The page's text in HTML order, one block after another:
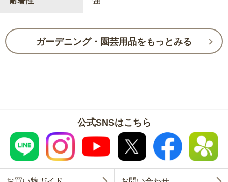
ガーデニング・園芸用品をもっとみる
公式SNSはこちら